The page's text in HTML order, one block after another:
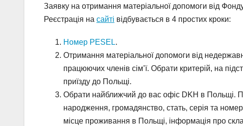
Заявку на отримання матеріальної допомоги від
Реєстрація на сайті відбувається в 4 простих кроки:
Номер PESEL.
Отримання матеріальної допомоги від
працюючих членів сім’ї. Обрати критерій, на
приїзду до Польщі.
Обрати найближчий до вас офіс DKH в Польщі.
народження, громадянство, стать, серія та
місце проживання в Польщі, інформація про